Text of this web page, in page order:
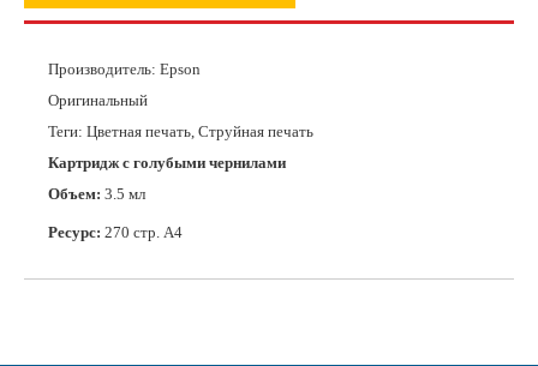
Производитель: Epson
Оригинальный
Теги: Цветная печать, Струйная печать
Картридж с голубыми чернилами
Объем: 3.5 мл
Ресурс: 270 стр. А4